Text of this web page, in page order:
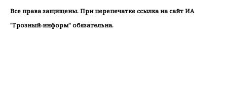
Все права защищены. При перепечатке ссылка на сайт ИА
"Грозный-информ" обязательна.